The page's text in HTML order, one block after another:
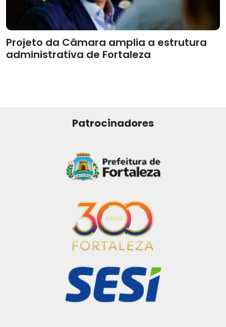
Projeto da Câmara amplia a estrutura
administrativa de Fortaleza
Patrocinadores